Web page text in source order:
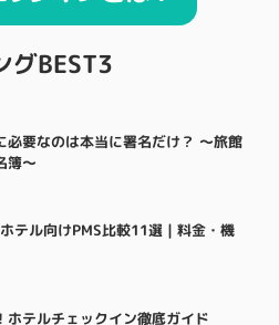
グBEST3
必要なのは本当に署名だけ？ ～旅館
簿～
テル向けPMS比較11選｜料金・機
ホテルチェックイン徹底ガイド